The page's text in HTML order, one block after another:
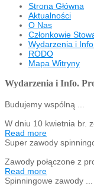
Strona Główna
Aktualności
O Nas
Członkowie
Wydarzenia i
RODO
Mapa Witryny
Wydarzenia i Info.
Budujemy wspólną ...
W dniu 10 kwietnia br.
Read more
Super zawody
Zawody połączone z
Read more
Spinningowe zawody ...